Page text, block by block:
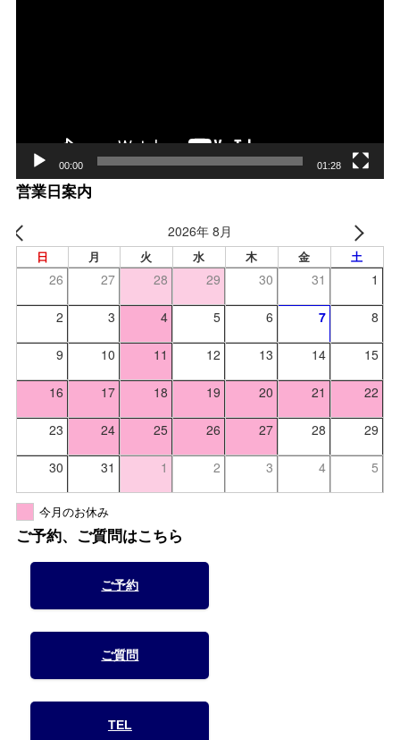
00:00 01:28
営業日案内
2026年 8月
日 月 火 水 木 金 土
26 27 28 29 30 31 1
2 3 4 5 6 7 8
9 10 11 12 13 14 15
16 17 18 19 20 21 22
23 24 25 26 27 28 29
30 31 1 2 3 4 5
今月のお休み
ご予約、ご質問はこちら
ご予約
ご質問
TEL